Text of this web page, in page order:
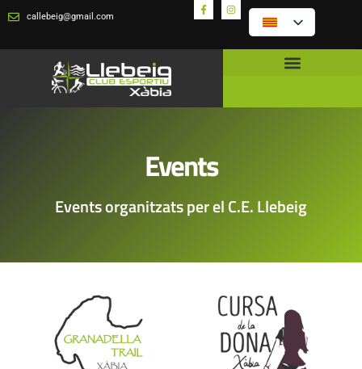
callebeig@gmail.com
Events
Events organitzats per el C.E. Llebeig